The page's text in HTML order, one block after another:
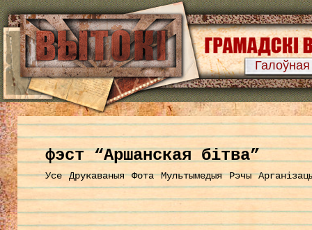
Галоўная
фэст “Аршанская бітва”
Усе Друкаваныя Фота Мультымедыя Рэчы